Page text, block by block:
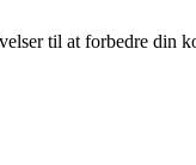
til at forbedre din